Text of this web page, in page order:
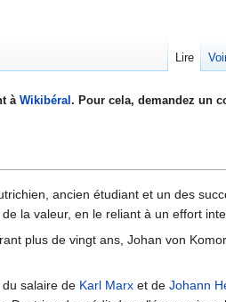
àWikibéral . Pour cela, demandez un
ancien étudiant et un des
la valeur, en le reliant à un effort
plus de vingt ans, Johan von
salaire de Karl Marx et de Johann
Lire